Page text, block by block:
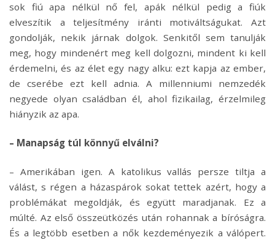
sok fiú apa nélkül nő fel, apák nélkül pedig a fiúk
elveszítik a teljesítmény iránti motiváltságukat. Azt
gondolják, nekik járnak dolgok. Senkitől sem tanulják
meg, hogy mindenért meg kell dolgozni, mindent ki kell
érdemelni, és az élet egy nagy alku: ezt kapja az ember,
de cserébe ezt kell adnia. A millenniumi nemzedék
negyede olyan családban él, ahol fizikailag, érzelmileg
hiányzik az apa.
– Manapság túl könnyű elválni?
– Amerikában igen. A katolikus vallás persze tiltja a
válást, s régen a házaspárok sokat tettek azért, hogy a
problémákat megoldják, és együtt maradjanak. Ez a
múlté. Az első összeütközés után rohannak a bíróságra.
És a legtöbb esetben a nők kezdeményezik a válópert.